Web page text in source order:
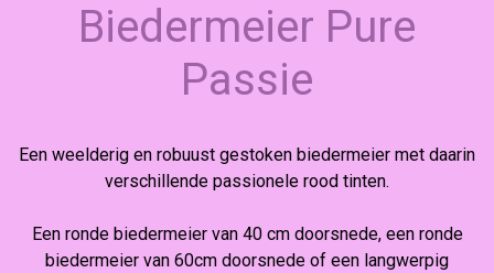
Biedermeier Pure
Passie
Een weelderig en robuust gestoken biedermeier met daarin
verschillende passionele rood tinten.
Een ronde biedermeier van 40 cm doorsnede, een ronde
biedermeier van 60cm doorsnede of een langwerpig